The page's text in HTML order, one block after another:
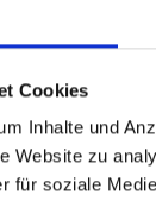
Cookies
Inhalte und
Website zu
für soziale
Rosengarten